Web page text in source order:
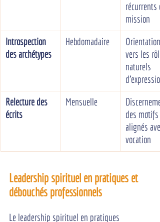
récurrents
mission
Introspection
des archétypes
Hebdomadaire
Orientation
vers les
naturels
d'expression
Relecture des
écrits
Mensuelle
des motifs
alignés
vocation
Leadership spirituel en pratiques et
débouchés professionnels
Le leadership spirituel en pratiques